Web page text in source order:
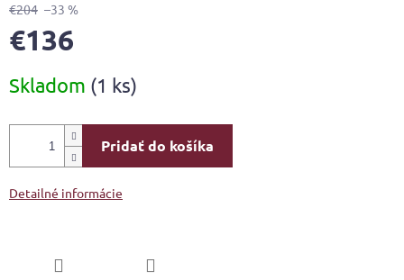
€204 –33 %
€136
cena:
Skladom (1 ks)
Pridať do košíka
Detailné informácie